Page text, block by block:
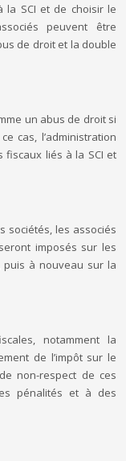
la SCI et de choisir le
peuvent être
de droit et la double
un abus de droit si
cas, l’administration
liés à la SCI et
sociétés, les associés
imposés sur les
puis à nouveau sur la
notamment la
de l’impôt sur le
non-respect de ces
pénalités et à des